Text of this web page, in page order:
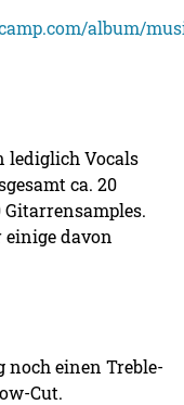
album/
lediglich Vocals
ca. 20
davon
noch einen Treble-
Cut.